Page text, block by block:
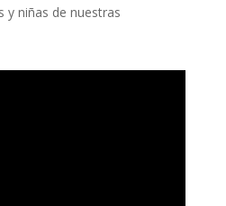
y niñas de nuestras